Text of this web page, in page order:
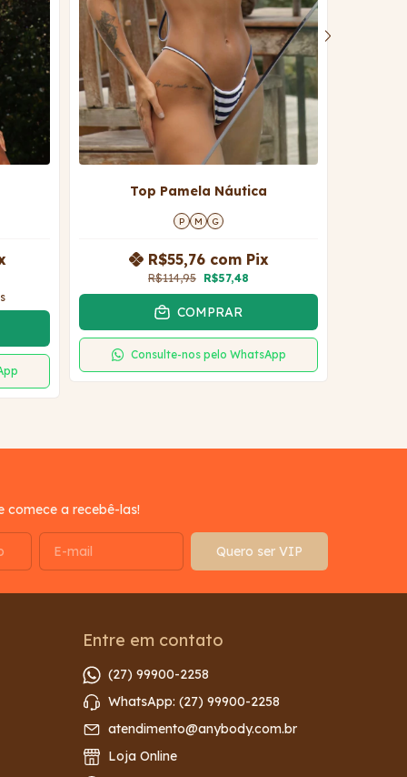
Top Pamela Náutica
P M G
R$114,95 R$57,48
R$55,76 com Pix
COMPRAR
Consulte-nos pelo WhatsApp
comece a recebê-las!
Entre em contato
(27) 99900-2258
WhatsApp: (27) 99900-2258
atendimento@anybody.com.br
Loja Online